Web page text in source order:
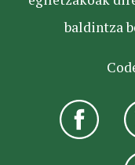
baldintza